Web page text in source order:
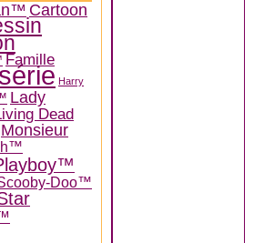
Cartoon
Famille
Harry
Lady
Dead
Monsieur
Doo™